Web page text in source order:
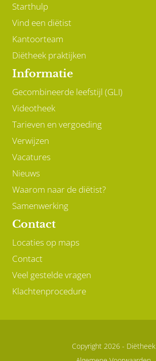
Starthulp
Vind een diëtist
Kantoorteam
Diëtheek praktijken
Informatie
Gecombineerde leefstijl (GLI)
Videotheek
Tarieven en vergoeding
Verwijzen
Vacatures
Nieuws
Waarom naar de diëtist?
Samenwerking
Contact
Locaties op maps
Contact
Veel gestelde vragen
Klachtenprocedure
Copyright 2026 - Diëtheek